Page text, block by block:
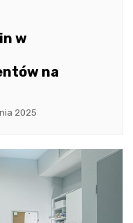
w
na
2025